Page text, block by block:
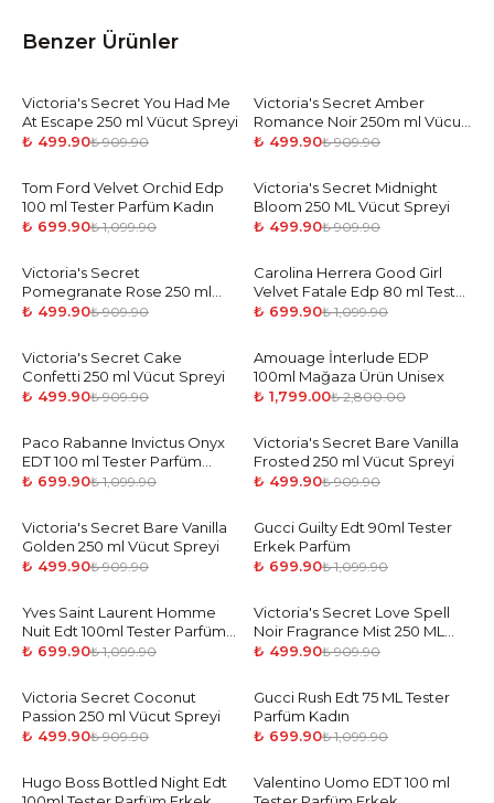
Benzer Ürünler
-45%
Victoria's Secret You Had Me
At Escape 250 ml Vücut Spreyi
₺ 499.90₺ 909.90
-45%
Victoria's Secret Amber
Romance Noir 250m ml Vücut
Spreyi
₺ 499.90₺ 909.90
-36%
Tom Ford Velvet Orchid Edp
100 ml Tester Parfüm Kadın
₺ 699.90₺ 1,099.90
-45%
Victoria's Secret Midnight
Bloom 250 ML Vücut Spreyi
₺ 499.90₺ 909.90
-45%
Victoria's Secret
Pomegranate Rose 250 ml
Vücut Spreyi
₺ 499.90₺ 909.90
-36%
Carolina Herrera Good Girl
Velvet Fatale Edp 80 ml Tester
Parfüm Kadın
₺ 699.90₺ 1,099.90
-45%
Victoria's Secret Cake
Confetti 250 ml Vücut Spreyi
₺ 499.90₺ 909.90
-36%
Amouage İnterlude EDP
100ml Mağaza Ürün Unisex
₺ 1,799.00₺ 2,800.00
-36 %
Paco Rabanne Invictus Onyx
EDT 100 ml Tester Parfüm
Erkek
₺ 699.90₺ 1,099.90
-45%
Victoria's Secret Bare Vanilla
Frosted 250 ml Vücut Spreyi
₺ 499.90₺ 909.90
-45%
Victoria's Secret Bare Vanilla
Golden 250 ml Vücut Spreyi
₺ 499.90₺ 909.90
-36 %
Gucci Guilty Edt 90ml Tester
Erkek Parfüm
₺ 699.90₺ 1,099.90
-36%
Yves Saint Laurent Homme
Nuit Edt 100ml Tester Parfüm
Erkek
₺ 699.90₺ 1,099.90
-45%
Victoria's Secret Love Spell
Noir Fragrance Mist 250 ML
Vücut Spreyi
₺ 499.90₺ 909.90
-45%
Victoria Secret Coconut
Passion 250 ml Vücut Spreyi
₺ 499.90₺ 909.90
-36 %
Gucci Rush Edt 75 ML Tester
Parfüm Kadın
₺ 699.90₺ 1,099.90
-36 %
Hugo Boss Bottled Night Edt
-36%
Valentino Uomo EDT 100 ml